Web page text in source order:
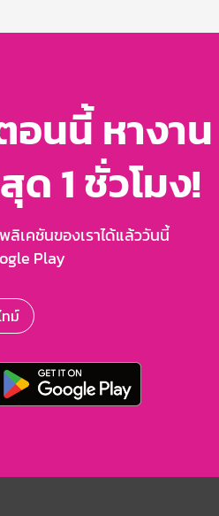
นนี้ หางาน
ด 1 ชั่วโมง!
ลิเคชันของเราได้แล้ววันนี้
Play
ทม์